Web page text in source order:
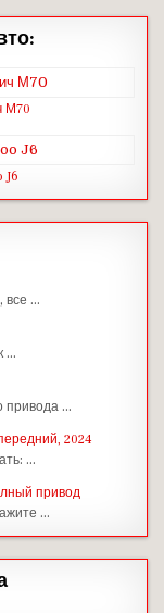
М70
J6
все …
…
привода …
2024
…
привод
…